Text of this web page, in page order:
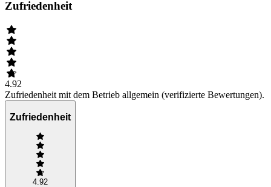
Zufriedenheit
4.92
Zufriedenheit mit dem Betrieb allgemein (verifizierte Bewertungen).
Zufriedenheit
4.92